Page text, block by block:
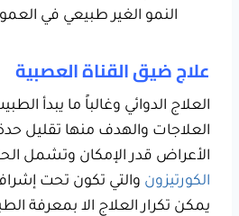
النمو الغير طبيعي في
علاج ضيق القناة العصبية
العلاج الدوائي وغالباً ما يبدأ
العلاجات والهدف منها تقليل حدة
الأعراض قدر الإمكان وتشمل
الكورتيزون والتي تكون تحت
يمكن تكرار العلاج الا بمعرفة